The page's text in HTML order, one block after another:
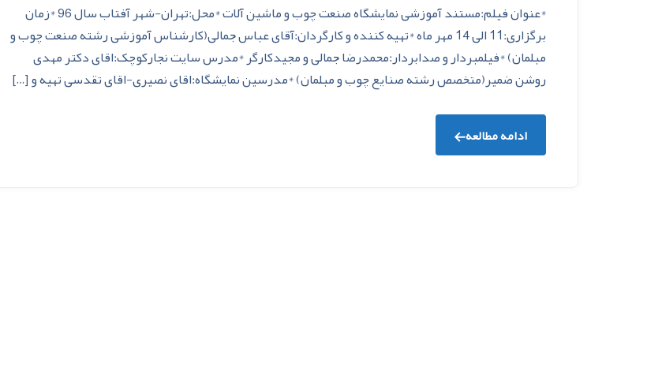
*عنوان فیلم:مستند آموزشی نمایشگاه صنعت چوب و ماشین آلات *محل:تهران-شهر آفتاب سال 96 *زمان
برگزاری:11 الی 14 مهر ماه *تهیه کننده و کارگردان:آقای عباس جمالی(کارشناس آموزشی رشته صنعت چوب و
مبلمان) *فیلمبردار و صدابردار:محمدرضا جمالی و مجیدکارگر *مدرس سایت نجارکوچک:اقای دکتر مهدی
روشن ضمیر(متخصص رشته صنایع چوب و مبلمان) *مدرسین نمایشگاه:اقای نصیری-اقای تقدسی تهیه و […]
ادامه مطالعه